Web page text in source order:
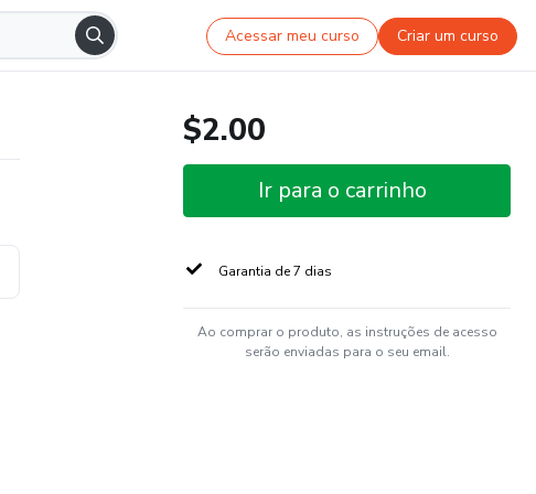
Acessar meu curso Criar um curso
$2.00
Ir para o carrinho
Garantia de 7 dias
Ao comprar o produto, as instruções de acesso
serão enviadas para o seu email.